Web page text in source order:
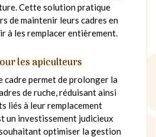
Cette solution pratique
de maintenir leurs cadres en
à les remplacer entièrement.
les apiculteurs
cadre permet de prolonger la
de ruche, réduisant ainsi
liés à leur remplacement
un investissement judicieux
optimiser la gestion